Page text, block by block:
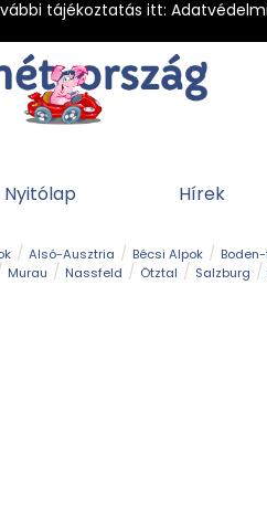
tájékoztatás itt:
Nyitólap Hírek
Alsó-Ausztria Bécsi Alpok
Murau Nassfeld Ötztal Salzburg